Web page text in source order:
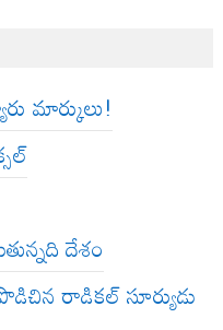
మార్కులు!
దేశం
రాడికల్ సూర్యుడు